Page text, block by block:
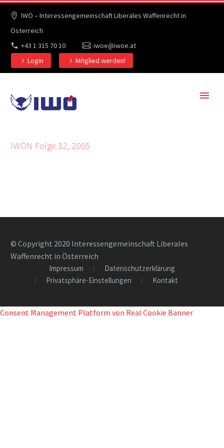
IWÖ – Interessengemeinschaft Liberales Waffenrecht in
Österreich
+43 1 315 70 10
iwoe@iwoe.at
Login
Mitglied werden!
IWÖN Folge 32, 2005
© Copyright 2020 Interessengemeinschaft Liberales
Waffenrecht in Österreich
Impressum
Datenschutzerklärung
Privatsphäre-Einstellungen
Kontakt
Consent Management Platform von Real Cookie Banner